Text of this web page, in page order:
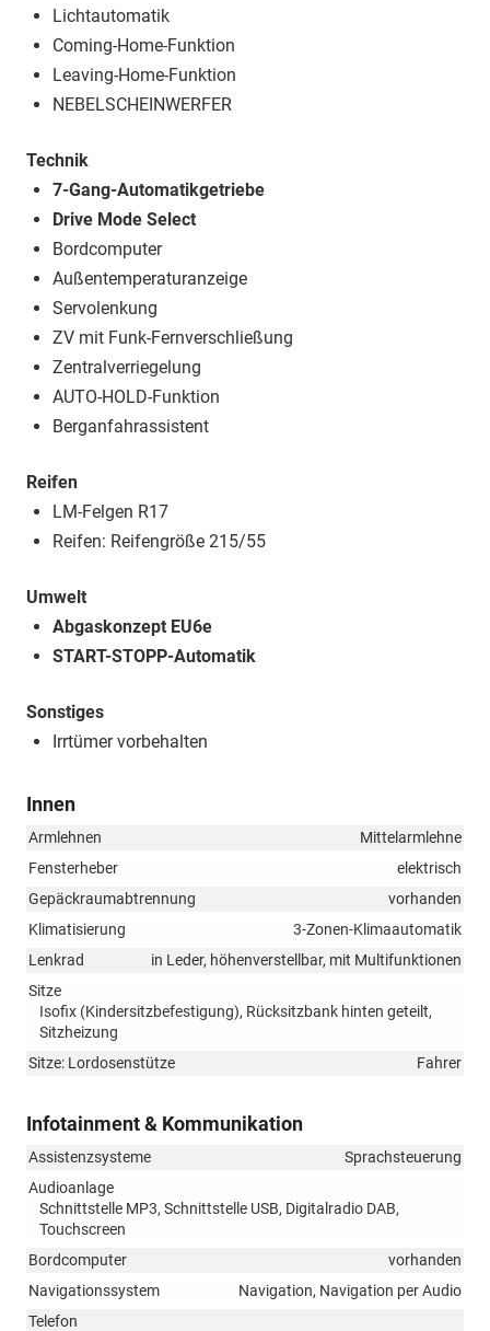
Lichtautomatik
Coming-Home-Funktion
Leaving-Home-Funktion
NEBELSCHEINWERFER
Technik
7-Gang-Automatikgetriebe
Drive Mode Select
Bordcomputer
Außentemperaturanzeige
Servolenkung
ZV mit Funk-Fernverschließung
Zentralverriegelung
AUTO-HOLD-Funktion
Berganfahrassistent
Reifen
LM-Felgen R17
Reifen: Reifengröße 215/55
Umwelt
Abgaskonzept EU6e
START-STOPP-Automatik
Sonstiges
Irrtümer vorbehalten
Innen
Armlehnen
Mittelarmlehne
Fensterheber
elektrisch
Gepäckraumabtrennung
vorhanden
Klimatisierung
3-Zonen-Klimaautomatik
Lenkrad
in Leder, höhenverstellbar, mit Multifunktionen
Sitze
Isofix (Kindersitzbefestigung), Rücksitzbank hinten geteilt,
Sitzheizung
Sitze: Lordosenstütze
Fahrer
Infotainment & Kommunikation
Assistenzsysteme
Sprachsteuerung
Audioanlage
Schnittstelle MP3, Schnittstelle USB, Digitalradio DAB,
Touchscreen
Bordcomputer
vorhanden
Navigationssystem
Navigation, Navigation per Audio
Telefon